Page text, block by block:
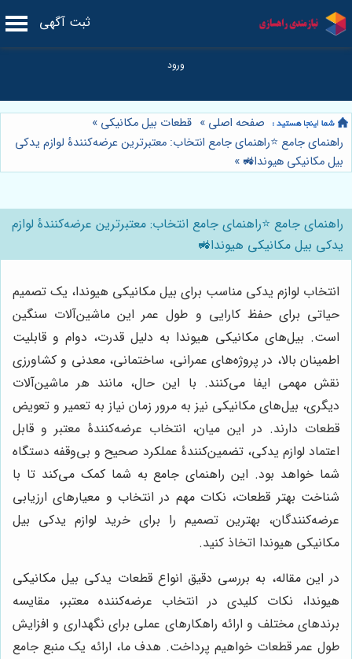
ثبت آگهی
صفحه اصلی » قطعات بیل مکانیکی »
راهنمای جامع ⭐️راهنمای جامع انتخاب: معتبرترین عرضه‌کنندۀ لوازم یدکی
بیل مکانیکی هیوندا🚜 »
راهنمای جامع ⭐️راهنمای جامع انتخاب: معتبرترین عرضه‌کنندۀ لوازم
یدکی بیل مکانیکی هیوندا🚜
انتخاب لوازم یدکی مناسب برای بیل مکانیکی هیوندا، یک تصمیم
حیاتی برای حفظ کارایی و طول عمر این ماشین‌آلات سنگین
است. بیل‌های مکانیکی هیوندا به دلیل قدرت، دوام و قابلیت
اطمینان بالا، در پروژه‌های عمرانی، ساختمانی، معدنی و کشاورزی
نقش مهمی ایفا می‌کنند. با این حال، مانند هر ماشین‌آلات
دیگری، بیل‌های مکانیکی نیز به مرور زمان نیاز به تعمیر و تعویض
قطعات دارند. در این میان، انتخاب عرضه‌کنندۀ معتبر و قابل
اعتماد لوازم یدکی، تضمین‌کنندۀ عملکرد صحیح و بی‌وقفه دستگاه
شما خواهد بود. این راهنمای جامع به شما کمک می‌کند تا با
شناخت بهتر قطعات، نکات مهم در انتخاب و معیارهای ارزیابی
عرضه‌کنندگان، بهترین تصمیم را برای خرید لوازم یدکی بیل
مکانیکی هیوندا اتخاذ کنید.
در این مقاله، به بررسی دقیق انواع قطعات یدکی بیل مکانیکی
هیوندا، نکات کلیدی در انتخاب عرضه‌کننده معتبر، مقایسه
برندهای مختلف و ارائه راهکارهای عملی برای نگهداری و افزایش
طول عمر قطعات خواهیم پرداخت. هدف ما، ارائه یک منبع جامع